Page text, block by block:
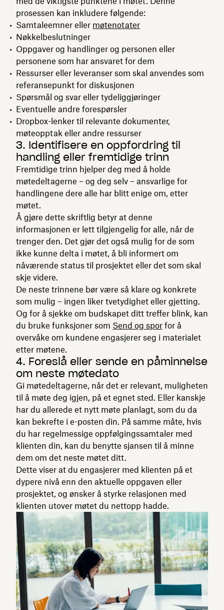
prosessen kan inkludere følgende:
Samtaleemner eller møtenotater
Nøkkelbeslutninger
Oppgaver og handlinger og personen eller
personene som har ansvaret for dem
Ressurser eller leveranser som skal anvendes som
referansepunkt for diskusjonen
Spørsmål og svar eller tydeliggjøringer
Eventuelle andre forespørsler
Dropbox-lenker til relevante dokumenter,
møteopptak eller andre ressurser
3. Identifisere en oppfordring til
handling eller fremtidige trinn
Fremtidige trinn hjelper deg med å holde
møtedeltagerne – og deg selv – ansvarlige for
handlingene dere alle har blitt enige om, etter
møtet.
Å gjøre dette skriftlig betyr at denne
informasjonen er lett tilgjengelig for alle, når de
trenger den. Det gjør det også mulig for de som
ikke kunne delta i møtet, å bli informert om
nåværende status til prosjektet eller det som skal
skje videre.
De neste trinnene bør være så klare og konkrete
som mulig – ingen liker tvetydighet eller gjetting.
Og for å sjekke om budskapet ditt treffer blink, kan
du bruke funksjoner som Send og spor for å
overvåke om kundene engasjerer seg i materialet
etter møtene.
4. Foreslå eller sende en påminnelse
om neste møtedato
Gi møtedeltagerne, når det er relevant, muligheten
til å møte deg igjen, på et egnet sted. Eller kanskje
har du allerede et nytt møte planlagt, som du da
kan bekrefte i e-posten din. På samme måte, hvis
du har regelmessige oppfølgingssamtaler med
klienten din, kan du benytte sjansen til å minne
dem om det neste møtet ditt.
Dette viser at du engasjerer med klienten på et
dypere nivå enn den aktuelle oppgaven eller
prosjektet, og ønsker å styrke relasjonen med
klienten utover møtet du nettopp hadde.